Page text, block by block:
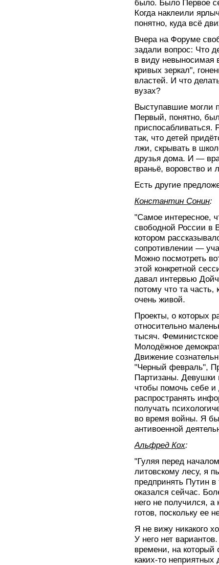
было. Было Первое
Когда наклеили
понятно, куда всё
Вчера на Форуме
задали вопрос: Что
в виду невыносимая
кривых зеркал",
властей. И что
вузах?
Выступавшие могли
Первый, понятно,
так, что детей
лжи, скрывать в
друзья дома. И —
враньё, воровство и
Есть другие
Константин Сонин:
"Самое интересное,
свободной России в
котором
сопротивлении —
Можно посмотреть
этой конкретной
давал интервью
потому что та
очень живой.
Проекты, о которых
относительно
тысяч.
Молодёжное
Движение
"Черный февраль",
Партизаны. Девушки
чтобы помочь себе
распространять
получать
во время войны. Я
антивоенной
Альфред Кох:
"Гуляя перед
литовскому лесу, я
предпринять Путин в
оказался сейчас.
него не получился, а
готов, поскольку ее
Я не вижу никакого
У него нет
времени, на который
каких-то